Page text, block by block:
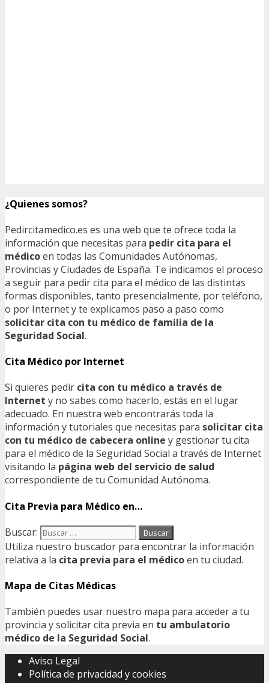
¿Quienes somos?
Pedircitamedico.es es una web que te ofrece toda la
información que necesitas para pedir cita para el
médicoen todas las Comunidades Autónomas,
Provincias y Ciudades de España. Te indicamos el proceso
a seguir para pedir cita para el médico de las distintas
formas disponibles, tanto presencialmente, por teléfono,
o por Internet y te explicamos paso a paso como
solicitar cita con tu médico de familia de la
Seguridad Social.
Cita Médico por Internet
Si quieres pedir cita con tu médico a través de
Internet y no sabes como hacerlo, estás en el lugar
adecuado. En nuestra web encontrarás toda la
información y tutoriales que necesitas para solicitar cita
con tu médico de cabecera online y gestionar tu cita
para el médico de la Seguridad Social a través de Internet
visitando la página web del servicio de salud
correspondiente de tu Comunidad Autónoma.
Cita Previa para Médico en…
Buscar:
Utiliza nuestro buscador para encontrar la información
relativa a la cita previa para el médicoen tu ciudad.
Mapa de Citas Médicas
También puedes usar nuestro mapa para acceder a tu
provincia y solicitar cita previa en tu ambulatorio
médico de la Seguridad Social.
Aviso Legal
Política de privacidad y cookies